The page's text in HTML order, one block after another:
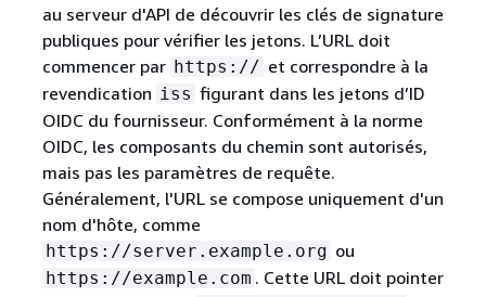
au serveur d'API de découvrir les clés de signature
publiques pour vérifier les jetons. L’URL doit
commencer par https:// et correspondre à la
revendication iss figurant dans les jetons d’ID
OIDC du fournisseur. Conformément à la norme
OIDC, les composants du chemin sont autorisés,
mais pas les paramètres de requête.
Généralement, l'URL se compose uniquement d'un
nom d'hôte, comme
https://server.example.org ou
https://example.com . Cette URL doit pointer